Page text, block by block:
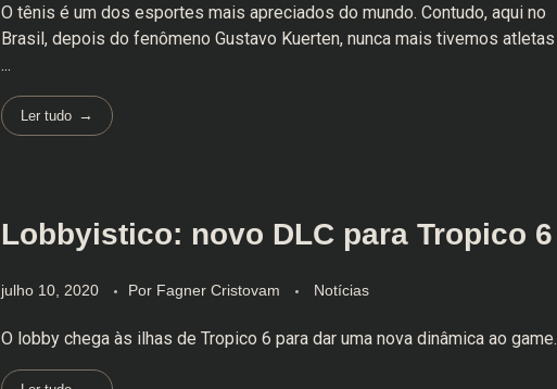
O tênis é um dos esportes mais apreciados do mundo. Contudo, aqui no
Brasil, depois do fenômeno Gustavo Kuerten, nunca mais tivemos atletas
...
Ler tudo
Lobbyistico: novo DLC para Tropico 6
julho 10, 2020 Por Fagner Cristovam Notícias
O lobby chega às ilhas de Tropico 6 para dar uma nova dinâmica ao game.